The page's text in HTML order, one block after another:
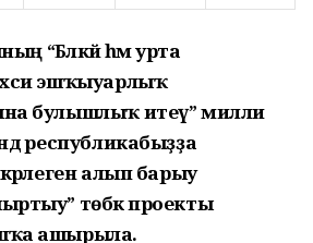
“Бәләкәй һәм урта
эшҡыуарлыҡ
булышлыҡ итеү” милли
республикабыҙҙа
алып барыу
төбәк проекты
ашырыла.